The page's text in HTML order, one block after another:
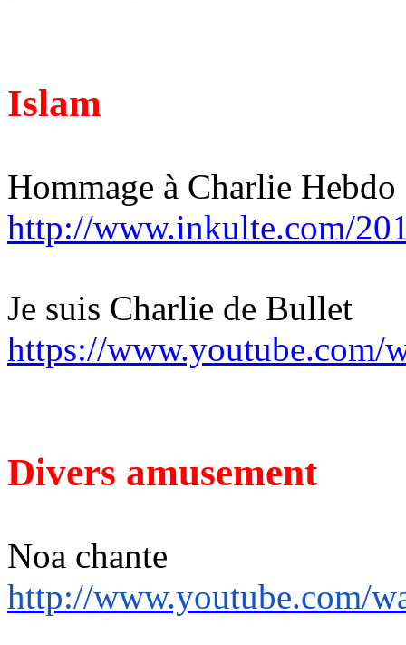
Islam
Hommage à Charlie Hebdo
http://www.inkulte.com/
Je suis Charlie de Bullet
https://www.youtube.com/
Divers amusement
Noa chante
http://www.youtube.com/